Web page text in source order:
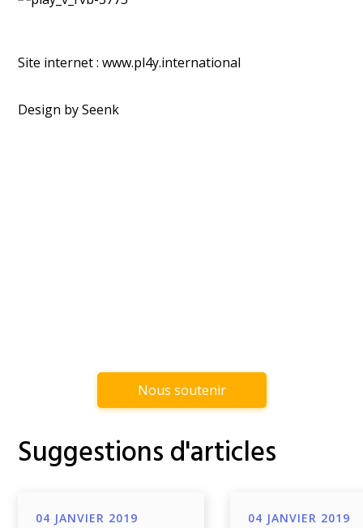
Site internet :www.pl4y.international
Design bySeenk
Nous soutenir
Suggestions d'articles
04 JANVIER 2019 04 JANVIER 2019